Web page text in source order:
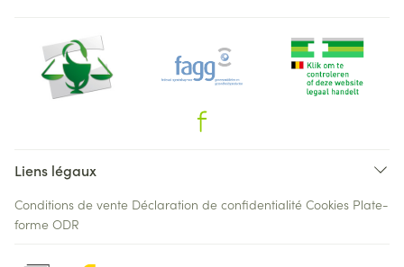
Liens légaux
Conditions de vente Déclaration de confidentialité Cookies Plate-
forme ODR